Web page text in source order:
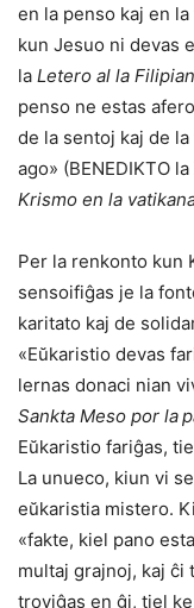
en la penso kaj en
kun Jesuo ni devas
la Letero al la
penso ne estas
de la sentoj kaj de
ago» (BENEDIKTO la
Krismo en la
Per la renkonto kun
sensoifiĝas je la
karitato kaj de
«Eŭkaristio devas
lernas donaci nian
Sankta Meso por la
Eŭkaristio fariĝas,
La unueco, kiun vi
eŭkaristia mistero.
«fakte, kiel pano
multaj grajnoj, kaj ĉi
troviĝas en ĝi, tiel